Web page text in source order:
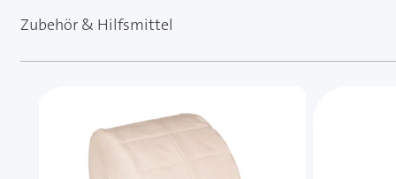
Zubehör & Hilfsmittel